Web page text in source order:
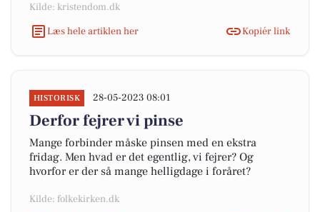
Kilde: kristendom.dk
Læs hele artiklen her
Kopiér link
HISTORISK 28-05-2023 08:01
Derfor fejrer vi pinse
Mange forbinder måske pinsen med en ekstra
fridag. Men hvad er det egentlig, vi fejrer? Og
hvorfor er der så mange helligdage i foråret?
Kilde: folkekirken.dk